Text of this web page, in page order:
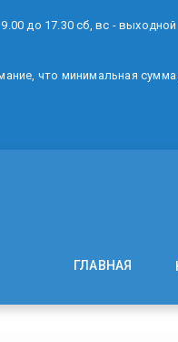
до 17.30 сб, вс - выходной
что минимальная сумма
ГЛАВНАЯ